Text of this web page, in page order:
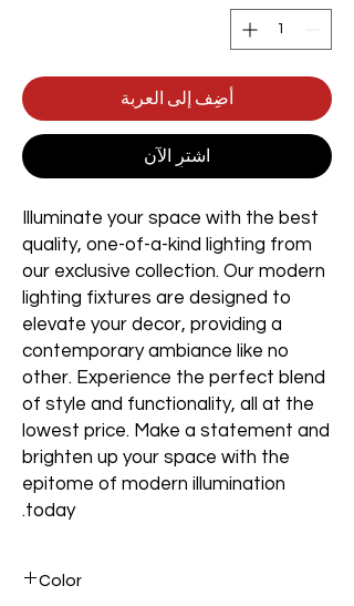
أضِف إلى العربة
اشترِ الآن
Illuminate your space with the best
quality, one-of-a-kind lighting from
our exclusive collection. Our modern
lighting fixtures are designed to
elevate your decor, providing a
contemporary ambiance like no
other. Experience the perfect blend
of style and functionality, all at the
lowest price. Make a statement and
brighten up your space with the
epitome of modern illumination
today.
Color